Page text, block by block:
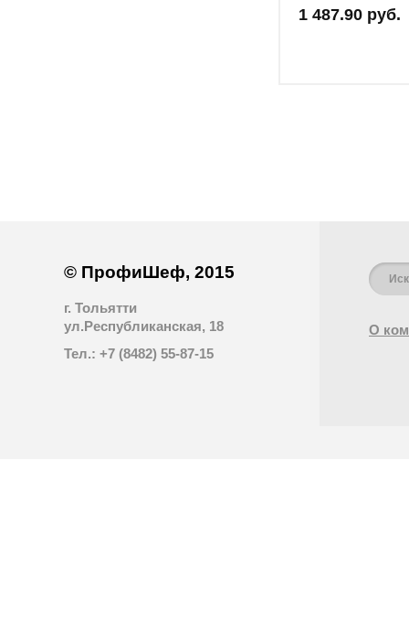
1 487.90 руб.
© ПрофиШеф, 2015
г. Тольятти
ул.Республиканская, 18
Тел.: +7 (8482) 55-87-15
О